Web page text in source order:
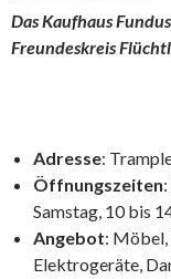
Das Kaufhaus
Freundeskreis
Adresse:
Öffnungszeiten
Samstag, 10 bis
Angebot:
Elektrogeräte,